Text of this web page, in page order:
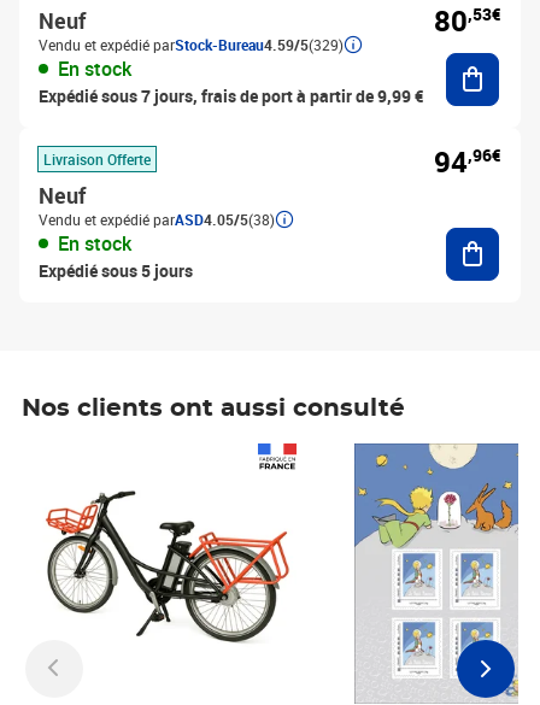
Neuf
Vendu et expédié parStock-Bureau4.59/5(329)
En stock
Expédié sous 7 jours, frais de port à partir de 9,99 €
80,53€
Livraison Offerte
Neuf
Vendu et expédié parASD4.05/5(38)
En stock
Expédié sous 5 jours
94,96€
Nos clients ont aussi consulté
Prix 7,50€